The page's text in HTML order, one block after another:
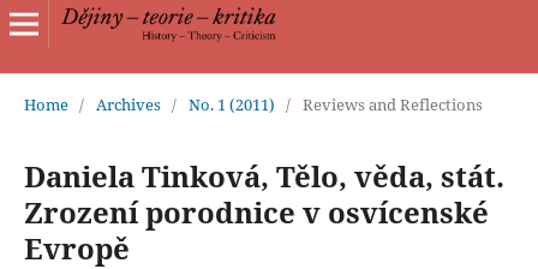
Home / Archives / No. 1 (2011) / Reviews and Reflections
Daniela Tinková, Tělo, věda, stát.
Zrození porodnice v osvícenské
Evropě